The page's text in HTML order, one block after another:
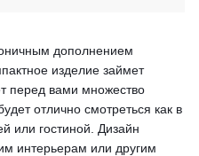
дополнением
изделие займет
перед вами множество
отлично смотреться как в
или гостиной. Дизайн
интерьерам или другим